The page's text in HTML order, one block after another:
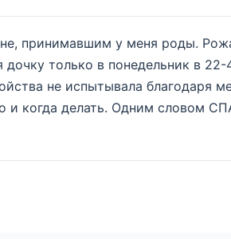
принимавшим у меня роды.
только в понедельник в
не испытывала благодаря
и когда делать. Одним